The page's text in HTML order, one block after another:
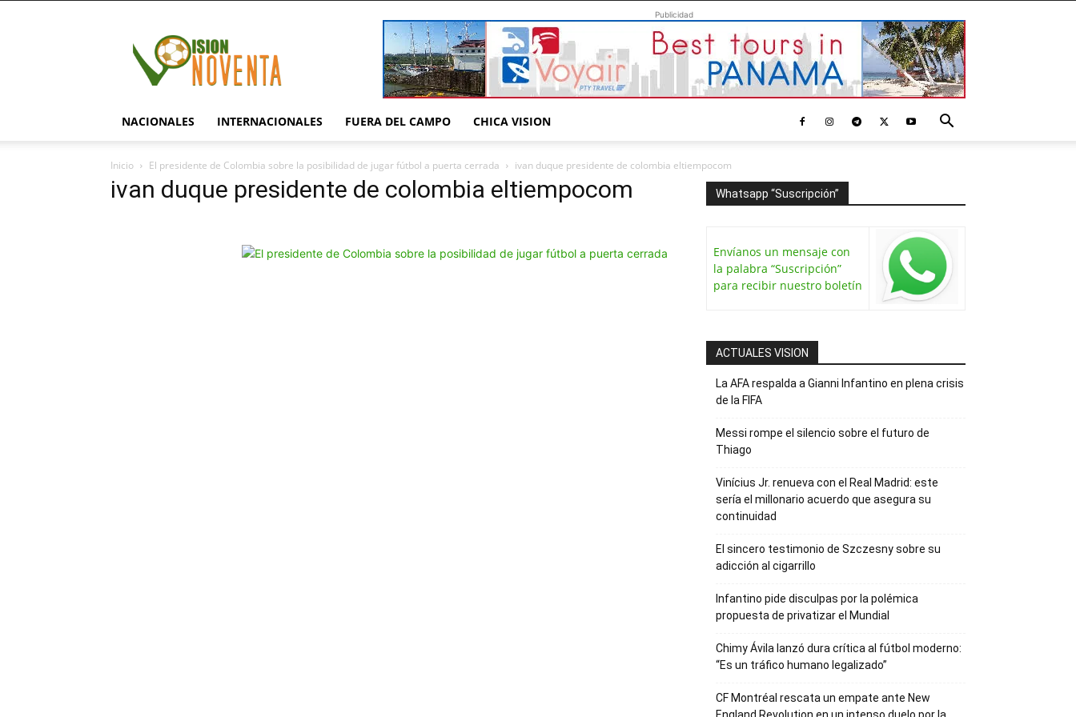
Publicidad
NACIONALES INTERNACIONALES FUERA DEL CAMPO CHICA VISION
Inicio El presidente de Colombia sobre la posibilidad de jugar fútbol a puerta cerrada ivan duque presidente de colombia eltiempocom
ivan duque presidente de colombia eltiempocom Whatsapp “Suscripción”
Envíanos un mensaje con
la palabra “Suscripción”
para recibir nuestro boletín
ACTUALES VISION
La AFA respalda a Gianni Infantino en plena crisis
de la FIFA
Messi rompe el silencio sobre el futuro de
Thiago
Vinícius Jr. renueva con el Real Madrid: este
sería el millonario acuerdo que asegura su
continuidad
El sincero testimonio de Szczesny sobre su
adicción al cigarrillo
Infantino pide disculpas por la polémica
propuesta de privatizar el Mundial
Chimy Ávila lanzó dura crítica al fútbol moderno:
“Es un tráfico humano legalizado”
CF Montréal rescata un empate ante New